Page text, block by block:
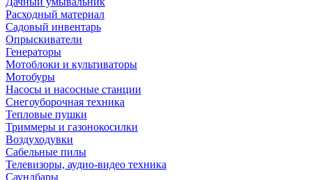
Расходный материал
Садовый инвентарь
Опрыскиватели
Генераторы
Мотоблоки и культиваторы
Мотобуры
Насосы и насосные станции
Снегоуборочная техника
Тепловые пушки
Триммеры и газонокосилки
Воздуходувки
Сабельные пилы
Телевизоры, аудио-видео техника
Саундбары